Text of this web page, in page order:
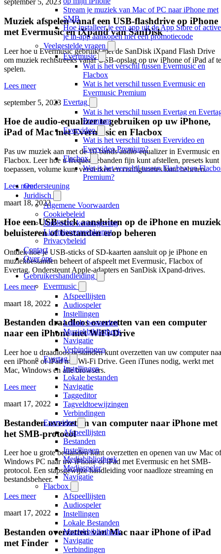
Stream je muziek van Mac of PC naar iPhone met
SMB
Hoe installeer je een app uit de App Store of
je in-app aankopen met een promotiecode
Veelgestelde vragen
Evermusic
Wat is het verschil tussen Evermusic en
Flacbox
Wat is het verschil tussen Evermusic en
Evermusic Premium
Evertag
Wat is het verschil tussen Evertag en
Premium
Evervideo
Wat is het verschil tussen Evervideo en
Evervideo Premium?
Flacbox
Wat is het verschil tussen Flacbox en
Premium?
Ondersteuning
Juridisch
Algemene Voorwaarden
Cookiebeleid
Juridische kennisgeving
Licentieovereenkomst
Privacybeleid
Contact
Over ons
Gebruikershandleiding
Evermusic
Afspeellijsten
Audiospeler
Instellingen
Lokale bestanden
Muziekbibliotheek
Navigatie
Verbindingen
Evertag
Instellingen
Lokale bestanden
Navigatie
Taggeditor
Tagveldtoewijzingen
Verbindingen
Evervideo
Afspeellijsten
Bestanden
Instellingen
Mediabibliotheek
Mediaspeler
Navigatie
Flacbox
Afspeellijsten
Audiospeler
Instellingen
Lokale Bestanden
Muziekbibliotheek
Navigatie
Verbindingen
september 5, 2023
Muziek afspelen vanaf een USB-flashdrive op iPhone
met Evermusic en iXpand van SanDisk
Leer hoe u Evermusic gebruikt met de SanDisk iXpand Flash Drive
om muziek rechtstreeks vanaf USB-opslag op uw iPhone of iPad af te
spelen.
Lees meer
september 5, 2023
Hoe de audio-equalizer te gebruiken op uw iPhone,
iPad of Mac met Evermusic en Flacbox
Pas uw muziek aan met de 10-bands audio-equalizer in Evermusic en
Flacbox. Leer hoe u frequentiebanden fijn kunt afstellen, presets kunt
toepassen, volume kunt versterken en configuraties kunt beheren.
Lees meer
maart 18, 2022
Hoe een USB-stick aansluiten op de iPhone en muziek
beluisteren of bestanden erop beheren
Ontdek hoe je USB-sticks of SD-kaarten aansluit op je iPhone en
muziekbestanden beheert of afspeelt met Evermusic, Flacbox of
Evertag. Ondersteunt Apple-adapters en SanDisk iXpand-drives.
Lees meer
maart 18, 2022
Bestanden draadloos overzetten van een computer
naar een iPhone met WiFi-Drive
Leer hoe u draadloos bestanden kunt overzetten van uw computer
een iPhone of iPad met Wi-Fi Drive. Geen iTunes nodig, werkt met
Mac, Windows en alle browsers.
Lees meer
maart 17, 2022
Bestanden overzetten van computer naar iPhone met
het SMB-protocol
Leer hoe u grote bestanden kunt overzetten en openen van uw Mac of
Windows PC naar uw iPhone of iPad met Evermusic en het SMB-
protocol. Een stapsgewijze handleiding voor naadloze streaming en
bestandsbeheer.
Lees meer
maart 17, 2022
Bestanden overzetten van Mac naar iPhone of iPad
met Finder